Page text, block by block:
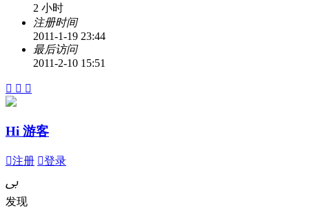
2 小时
注册时间
2011-1-19 23:44
最后访问
2011-2-10 15:51
  
Hi 游客
注册 登录
ﰉ
发现